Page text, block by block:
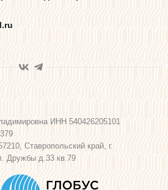
ИНН 540426205101
Ставропольский край, г.
Дружбы д.33 кв.79